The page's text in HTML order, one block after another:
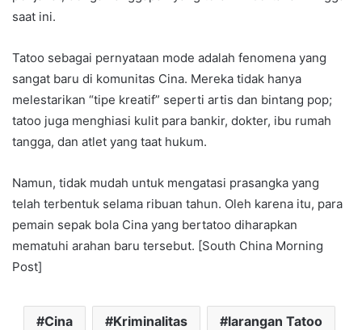
saat ini.
Tatoo sebagai pernyataan mode adalah fenomena yang
sangat baru di komunitas Cina. Mereka tidak hanya
melestarikan “tipe kreatif” seperti artis dan bintang pop;
tatoo juga menghiasi kulit para bankir, dokter, ibu rumah
tangga, dan atlet yang taat hukum.
Namun, tidak mudah untuk mengatasi prasangka yang
telah terbentuk selama ribuan tahun. Oleh karena itu, para
pemain sepak bola Cina yang bertatoo diharapkan
mematuhi arahan baru tersebut. [South China Morning
Post]
Cina Kriminalitas larangan Tatoo